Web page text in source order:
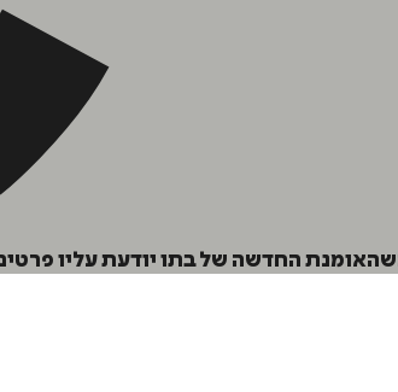
החדשה של בתו יודעת עליו